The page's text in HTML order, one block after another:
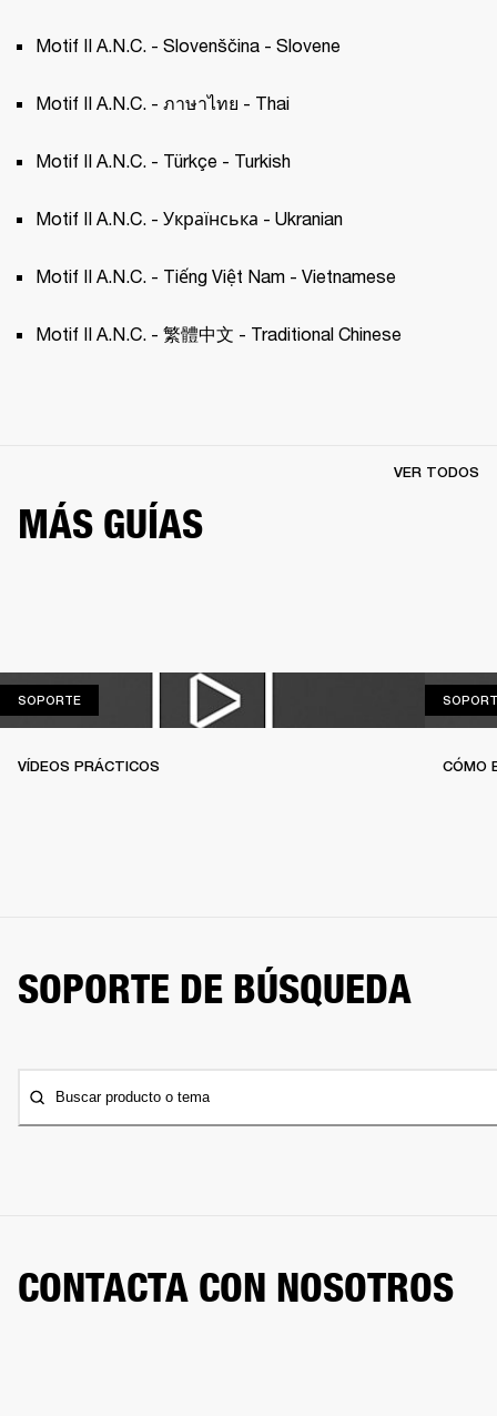
Motif II A.N.C. - Slovenščina - Slovene
Motif II A.N.C. - ภาษาไทย - Thai
Motif II A.N.C. - Türkçe - Turkish
Motif II A.N.C. - Українська - Ukranian
Motif II A.N.C. - Tiếng Việt Nam - Vietnamese
Motif II A.N.C. - 繁體中文 - Traditional Chinese
MÁS GUÍAS
VER TODOS
SOPORTESOPORTE
VÍDEOS PRÁCTICOS CÓMO
SOPORTE DE BÚSQUEDA
Buscar producto o tema
CONTACTA CON NOSOTROS